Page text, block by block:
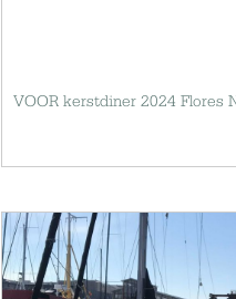
VOOR kerstdiner 2024 Flores